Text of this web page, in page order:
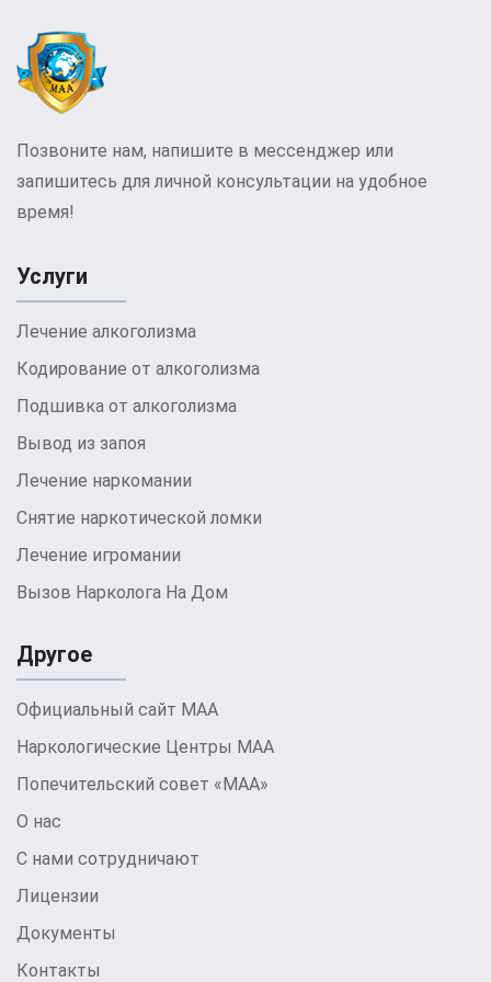
алкоголизма
Алкоголизм приводит к серьезным физическим,
психологическим и социальным последствиям.
поражение печени, сердечно-сосудистые
заболевания, ухудшение иммунной системы и
увеличение риска различных видов рака.
депрессию, тревожные расстройства и
работы, разрушении семейных отношений и
социальной изоляции. Понимание этих
последствий важно для осознания серьезности
Признаки появления
алкогольной
Алкогольная зависимость не возникает
мгновенно; это постепенный процесс, который
начинается с незаметных изменений в
поведении и физиологии человека. Ранние
количества и частоты употребления алкоголя,
потерю контроля над количеством выпитого,
появление алкогольного похмелья, снижение
интереса к ранее важным жизненным аспектам
Позвоните нам, напишите в мессенджер или
запишитесь для личной консультации на удобное
время!
Услуги
Лечение алкоголизма
Кодирование от алкоголизма
Подшивка от алкоголизма
Вывод из запоя
Лечение наркомании
Снятие наркотической ломки
Лечение игромании
Вызов Нарколога На Дом
Другое
Официальный сайт МАА
Наркологические Центры МАА
Попечительский совет «МАА»
О нас
С нами сотрудничают
Лицензии
Документы
Контакты